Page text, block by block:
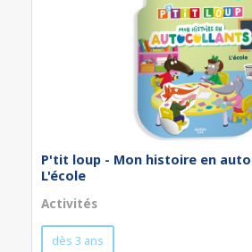
P'tit loup - Mon histoire en
L'école
Activités
dès 3 ans